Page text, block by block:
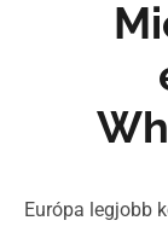
Európa legjobb